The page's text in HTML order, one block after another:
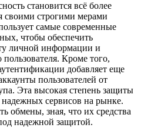
становится всё более
своими строгими мерами
самые современные
чтобы обеспечить
личной информации и
Кроме того,
добавляет еще
пользователей от
Эта высокая степень защиты
сервисов на рынке.
обмены, зная, что их средства
надежной защитой.